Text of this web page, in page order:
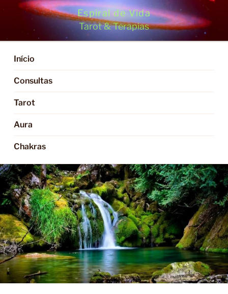
Saltar
conteúdo
Espiral de Vida
Tarot & Terapias
Início
Consultas
Tarot
Aura
Chakras